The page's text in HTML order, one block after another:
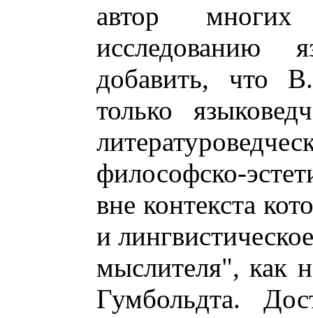
автор
добавить, что
только
философско-
вне контекста
и
мыслителя", как
Гумбольдта.